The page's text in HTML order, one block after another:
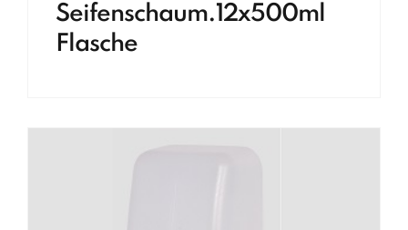
Seifenschaum.12x500ml
Flasche